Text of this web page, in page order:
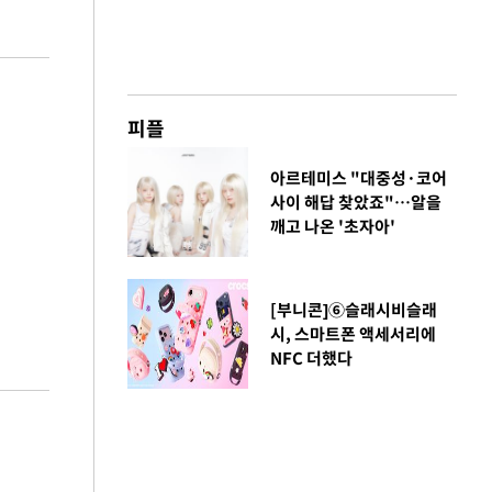
피플
아르테미스 "대중성·코어
사이 해답 찾았죠"…알을
깨고 나온 '초자아'
[부니콘]⑥슬래시비슬래
시, 스마트폰 액세서리에
NFC 더했다